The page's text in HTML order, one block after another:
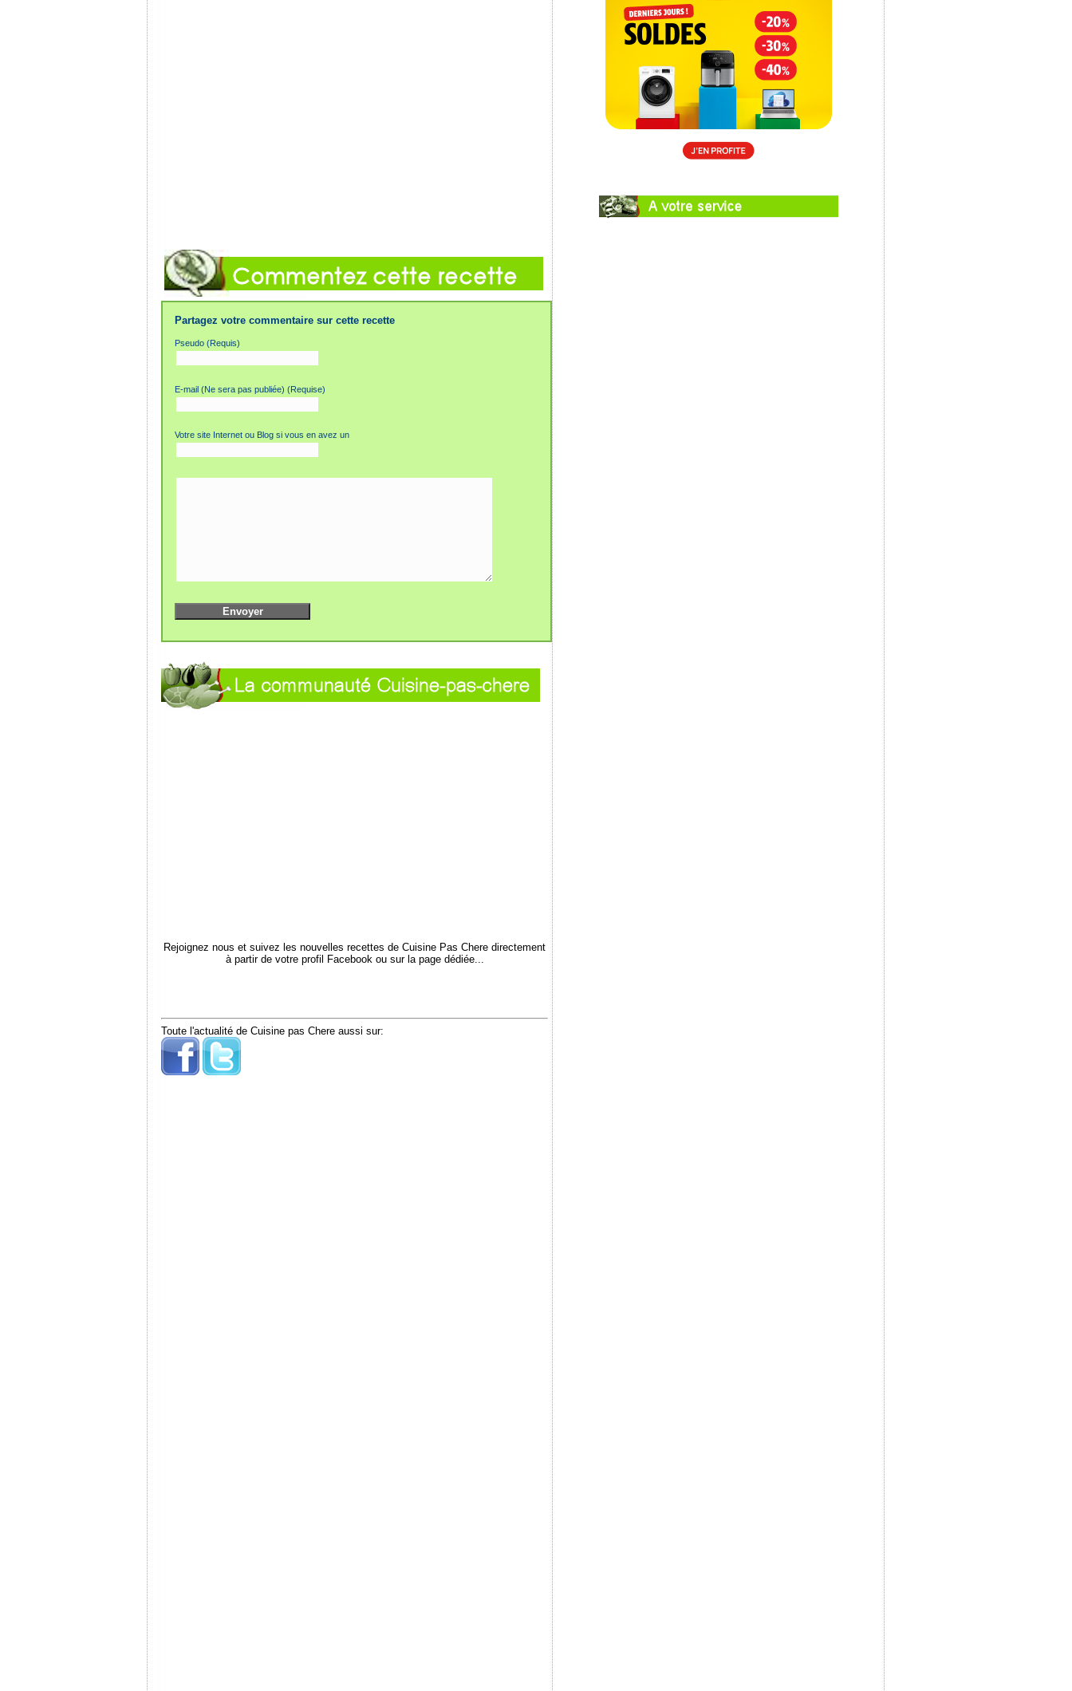
Partagez votre commentaire sur cette recette
Pseudo (Requis)
E-mail (Ne sera pas publiée) (Requise)
Votre site Internet ou Blog si vous en avez un
Rejoignez nous et suivez les nouvelles recettes de Cuisine Pas Chere directement
à partir de votre profil Facebook ou sur la page dédiée...
Toute l'actualité de Cuisine pas Chere aussi sur: